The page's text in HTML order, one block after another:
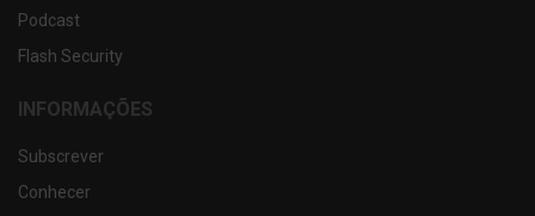
Podcast
Flash Security
INFORMAÇÕES
Subscrever
Conhecer